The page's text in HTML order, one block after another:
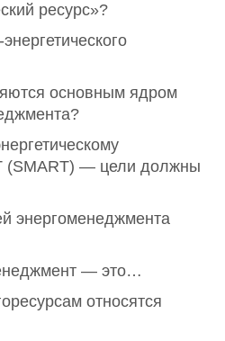
ресурс»?
основным ядром
— цели должны
энергоменеджмента
— это…
относятся